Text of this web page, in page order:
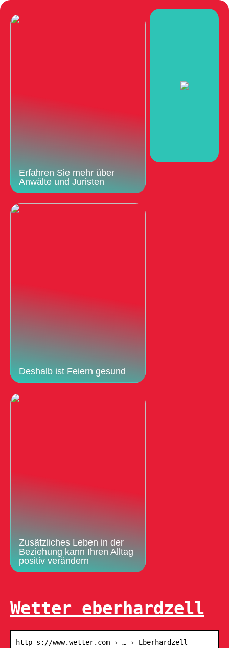
Erfahren Sie mehr über
Anwälte und Juristen
Deshalb ist Feiern gesund
Zusätzliches Leben in der
Beziehung kann Ihren Alltag
positiv verändern
Wetter eberhardzell
http s://www.wetter.com › … › Eberhardzell